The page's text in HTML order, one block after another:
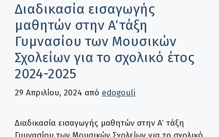
Διαδικασία εισαγωγής
μαθητών στην Α΄ τάξη
Γυμνασίου των Μουσικών
Σχολείων για το σχολικό έτος
2024-2025
29 Απριλίου, 2024 από edogouli
Διαδικασία εισαγωγής μαθητών στην Α΄ τάξη